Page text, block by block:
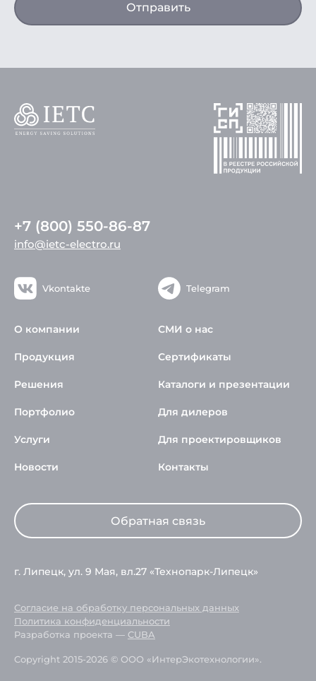
Отправить
+7 (800) 550-86-87
info@ietc-electro.ru
Vkontakte Telegram
О компании
Продукция
Решения
Портфолио
Услуги
Новости
СМИ о нас
Сертификаты
Каталоги и презентации
Для дилеров
Для проектировщиков
Контакты
Обратная связь
г. Липецк, ул. 9 Мая, вл.27 «Технопарк-Липецк»
Согласие на обработку персональных данных
Политика конфиденциальности
Разработка проекта — CUBA
Copyright 2015-2026 © ООО «ИнтерЭкотехнологии».